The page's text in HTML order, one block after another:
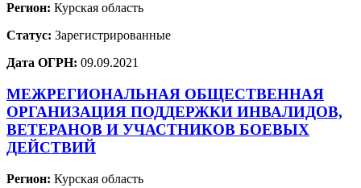
Регион: Курская область
Статус: Зарегистрированные
Дата ОГРН: 09.09.2021
МЕЖРЕГИОНАЛЬНАЯ ОБЩЕСТВЕННАЯ
ОРГАНИЗАЦИЯ ПОДДЕРЖКИ ИНВАЛИДОВ,
ВЕТЕРАНОВ И УЧАСТНИКОВ БОЕВЫХ
ДЕЙСТВИЙ
Регион: Курская область